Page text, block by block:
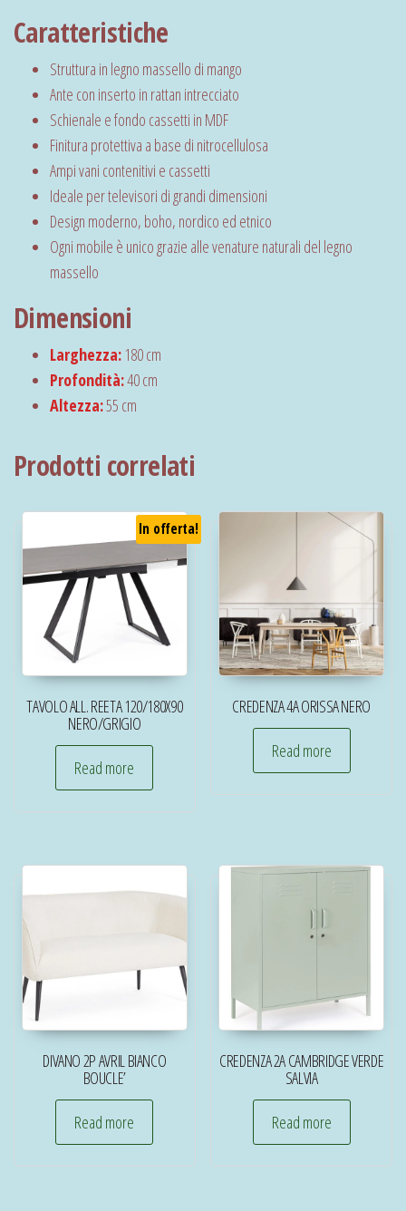
Caratteristiche
Struttura in legno massello di mango
Ante con inserto in rattan intrecciato
Schienale e fondo cassetti in MDF
Finitura protettiva a base di nitrocellulosa
Ampi vani contenitivi e cassetti
Ideale per televisori di grandi dimensioni
Design moderno, boho, nordico ed etnico
Ogni mobile è unico grazie alle venature naturali del legno
massello
Dimensioni
Larghezza: 180 cm
Profondità:40 cm
Altezza:55 cm
Prodotti correlati
In offerta!
TAVOLO ALL. REETA 120/180X90
NERO/GRIGIO
Read more
CREDENZA 4A ORISSA NERO
Read more
DIVANO 2P AVRIL BIANCO
BOUCLE’
Read more
CREDENZA 2A CAMBRIDGE VERDE
SALVIA
Read more